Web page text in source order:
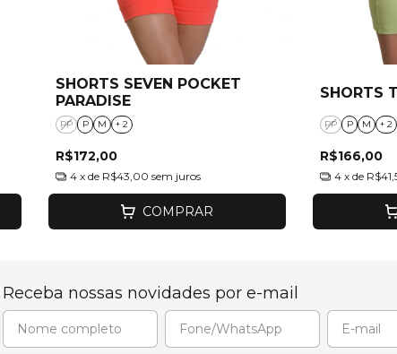
SHORTS SEVEN POCKET
PARADISE
PP P M + 2
R$172,00
4 x de R$43,00 sem juros
COMPRAR
SHORTS
PP P M + 2
R$166,00
4 x de
Receba nossas novidades por e-mail